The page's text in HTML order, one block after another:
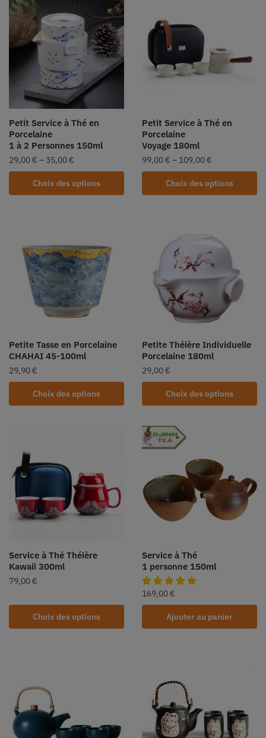
Petit Service à Thé en
Porcelaine
1 à 2 Personnes 150ml
29,00 € – 35,00 €
Choix des options
Petit Service à Thé en
Porcelaine
Voyage 180ml
99,00 € – 109,00 €
Choix des options
Petite Tasse en Porcelaine
CHAHAI 45-100ml
29,90 €
Choix des options
Petite Théière Individuelle
Porcelaine 180ml
29,00 €
Choix des options
Service à Thé Théière
Kawaii 300ml
79,00 €
Choix des options
Service à Thé
1 personne 150ml
169,00 €
Ajouter au panier